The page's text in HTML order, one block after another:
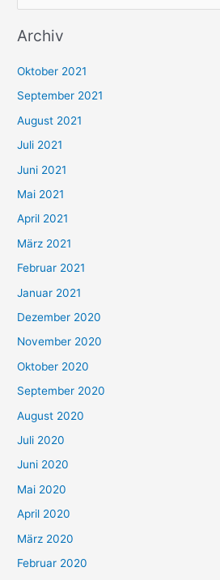
c
n
n
a
c
h
:
Archiv
Oktober 2021
September 2021
August 2021
Juli 2021
Juni 2021
Mai 2021
April 2021
März 2021
Februar 2021
Januar 2021
Dezember 2020
November 2020
Oktober 2020
September 2020
August 2020
Juli 2020
Juni 2020
Mai 2020
April 2020
März 2020
Februar 2020